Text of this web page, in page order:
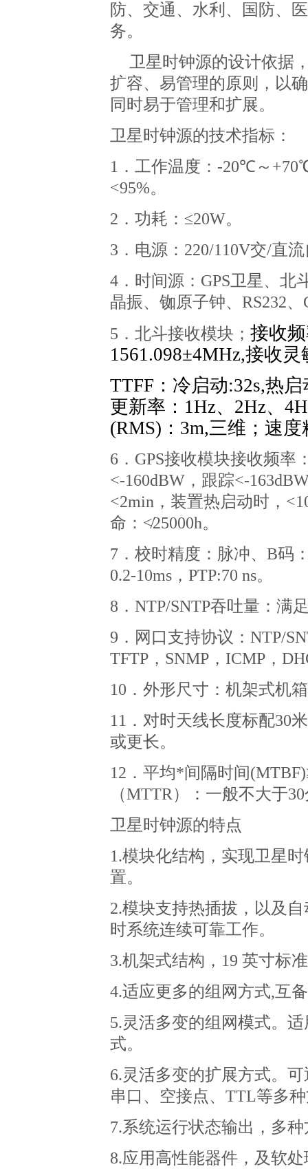
防、交通、水利、国防、
务。
卫星时钟源的设计依据
扩容、易管理的原则，以
同时易于管理和扩展。
卫星时钟源的技术指标：
1 ．工作温度： -20℃～ +70
<95%。
2 ．功耗：≤20W。
3 ．电源： 220/110V交/直流
4．时间源： GPS卫星、北
晶振、铷原子钟、 RS232、
5 ．北斗接收模块； 接收
1561.098±4MHz,接收灵
TTFF ：冷启动:32s,热启
更新率： 1Hz、 2Hz、
(RMS) ： 3m,三维；速度
6． GPS接收模块接收频率
<-160dBW，跟踪<-
<2min ，装置热启动时，<
命：≮25000h。
7．校时精度：脉冲、 B码
0.2-10ms， PTP:70 ns。
8 ． NTP/SNTP吞吐量：满
9 ．网口支持协议： NTP/
TFTP， SNMP， ICMP，
10 ．外形尺寸：机架式机
11 ．对时天线长度标配30米
或更长。
12 ．平均*间隔时间(MTBF)
（MTTR ）：一般不大于30
卫星时钟源的特点
1.模块化结构，实现卫星
置。
2.模块支持热插拔，以及
时系统连续可靠工作。
3.机架式结构， 19 英寸标
4.适应更多的组网方式,互
5.灵活多变的组网模式。
式。
6.灵活多变的扩展方式。
串口、空接点、 TTL等多
7.系统运行状态输出，多
8.应用高性能器件，及软